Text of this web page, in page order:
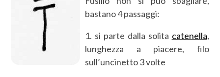
bastano 4 passaggi:
1. si parte dalla solita catenella,
lunghezza a piacere, filo
sull’uncinetto 3 volte